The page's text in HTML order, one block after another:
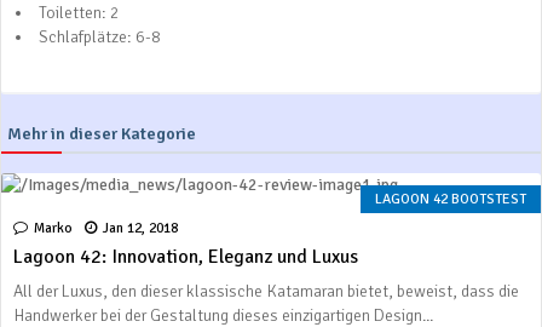
Toiletten: 2
Schlafplätze: 6-8
Mehr in dieser Kategorie
LAGOON 42 BOOTSTEST
Marko
Jan 12, 2018
Lagoon 42: Innovation, Eleganz und Luxus
All der Luxus, den dieser klassische Katamaran bietet, beweist, dass die
Handwerker bei der Gestaltung dieses einzigartigen Design...